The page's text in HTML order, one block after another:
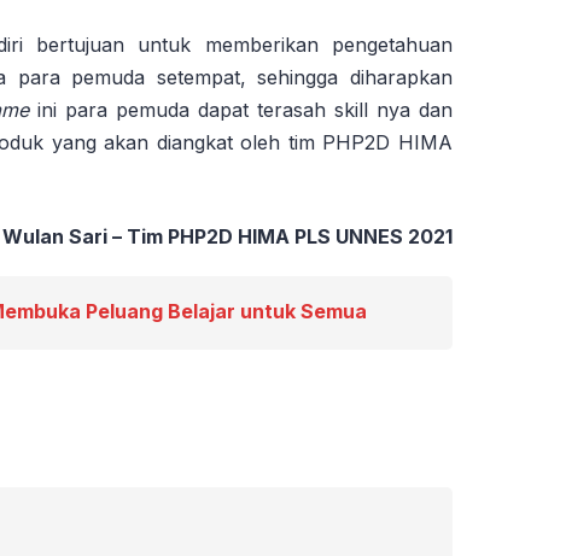
bertujuan untuk memberikan pengetahuan
para pemuda setempat, sehingga diharapkan
ini para pemuda dapat terasah skill nya dan
yang akan diangkat oleh tim PHP2D HIMA
Sari – Tim PHP2D HIMA PLS UNNES 2021
Peluang Belajar untuk Semua